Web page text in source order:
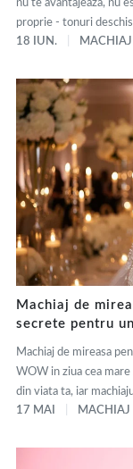
nu te avantajeaza, nu
proprie - tonuri
18 IUN.
MACHIAJ
Machiaj de
secrete pentru
Machiaj de mireasa
WOW in ziua cea
din viata ta, iar
17 MAI
MACHIAJ